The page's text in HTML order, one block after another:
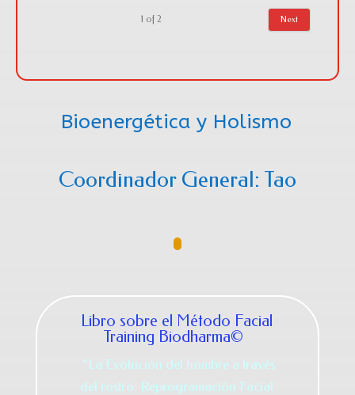
1 of 2 Next
Bioenergética y Holismo
Coordinador General: Tao
Libro sobre el Método Facial
Training Biodharma©
“La Evolución del hombre a través
del rostro: Reprogramación Facial